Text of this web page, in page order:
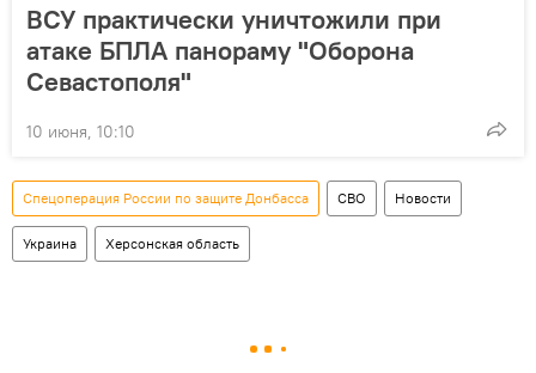
ВСУ практически уничтожили при
атаке БПЛА панораму "Оборона
Севастополя"
10 июня, 10:10
Спецоперация России по защите Донбасса СВО Новости
Украина Херсонская область